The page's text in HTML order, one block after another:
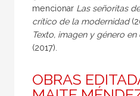
Prologuista
Traductora
mencionar Las señoritas
crítico de la modernidad
Texto, imagen y género
(2017).
OBRAS